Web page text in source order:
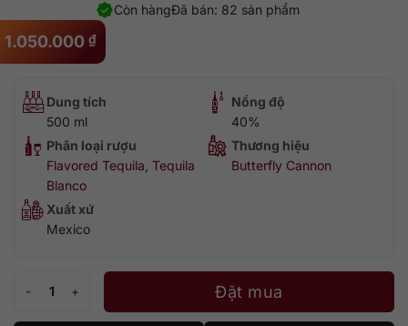
1.050.000 ₫
Đã bán: 82 sản phẩm
Còn hàng
Dung tích
500 ml
Nồng độ
40%
Phân loại rượu
Flavored Tequila Tequila
Blanco
Thương hiệu
Butterfly Cannon
Xuất xứ
Mexico
Tequila Butterfly Cannon Rosa số lượngĐặt mua